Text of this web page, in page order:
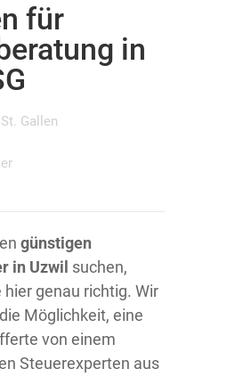
für
in
St. Gallen
günstigen
in Uzwil suchen,
hier genau richtig. Wir
Möglichkeit, eine
von einem
Steuerexperten aus